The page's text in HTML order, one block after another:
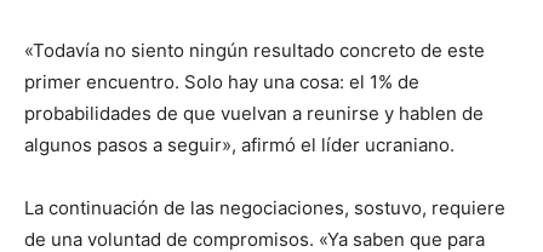
«Todavía no siento ningún resultado concreto de este
primer encuentro. Solo hay una cosa: el 1% de
probabilidades de que vuelvan a reunirse y hablen de
algunos pasos a seguir», afirmó el líder ucraniano.
La continuación de las negociaciones, sostuvo, requiere
de una voluntad de compromisos. «Ya saben que para